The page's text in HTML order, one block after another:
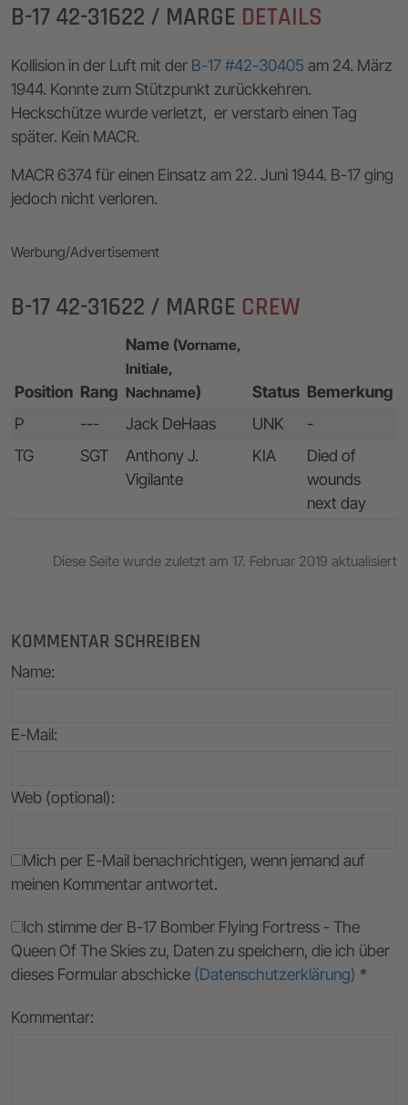
B-17 42-31622 / MARGE DETAILS
Kollision in der Luft mit der B-17 #42-30405 am 24. März
1944. Konnte zum Stützpunkt zurückkehren.
Heckschütze wurde verletzt, er verstarb einen Tag
später. Kein MACR.
MACR 6374 für einen Einsatz am 22. Juni 1944. B-17 ging
jedoch nicht verloren.
Werbung/Advertisement
B-17 42-31622 / MARGE CREW
Position Rang
Name (Vorname,
Initiale,
Nachname) Status Bemerkung
P
--- Jack DeHaas UNK
-
TG
SGT
Anthony J.
Vigilante
KIA
Died of
wounds
next day
Diese Seite wurde zuletzt am 17. Februar 2019 aktualisiert
KOMMENTAR SCHREIBEN
Name:
E-Mail:
Web (optional):
Mich per E-Mail benachrichtigen, wenn jemand auf
meinen Kommentar antwortet.
Ich stimme der B-17 Bomber Flying Fortress - The
Queen Of The Skies zu, Daten zu speichern, die ich über
dieses Formular abschicke (Datenschutzerklärung) *
Kommentar: